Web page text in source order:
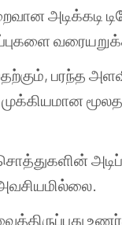
அடிக்கடி
பரந்த
முக்கியமான